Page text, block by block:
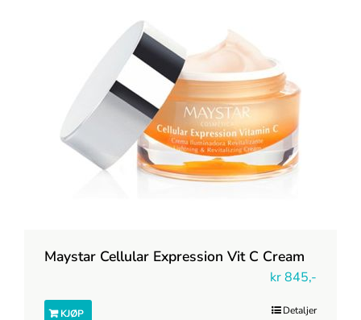
Maystar Cellular Expression Vit C Cream
kr845,-
KJØP Detaljer